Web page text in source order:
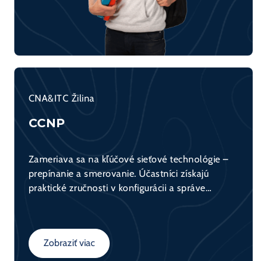
CNA&ITC Žilina
CCNP
Zameriava sa na kľúčové sieťové technológie –
prepínanie a smerovanie. Účastníci získajú
praktické zručnosti v konfigurácii a správe
sieťach. Kurz tvorí základ pre všetkých, ktorí sa
chcú venovať sieťovým technológiám.
Zobraziť viac